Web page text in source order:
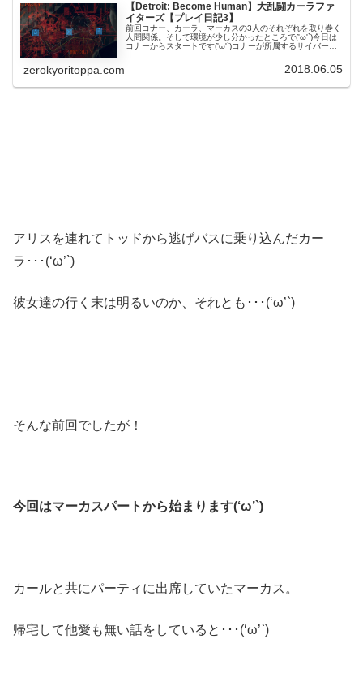
【Detroit: Become Human】大乱闘カーラファ
イターズ【プレイ日記3】
前回コナー、カーラ、マーカスの3人のそれぞれを取り巻く
人間関係。そして環境が少し分かったところで('ω'`)今日は
コナーからスタートです('ω'`)コナーが所属するサイバーラ
zerokyoritoppa.com 2018.06.05
アリスを連れてトッドから逃げバスに乗り込んだカー
ラ･･･(‘ω’`)
彼女達の行く末は明るいのか、それとも･･･(‘ω’`)
そんな前回でしたが！
今回はマーカスパートから始まります(‘ω’`)
カールと共にパーティに出席していたマーカス。
帰宅して他愛も無い話をしていると･･･(‘ω’`)